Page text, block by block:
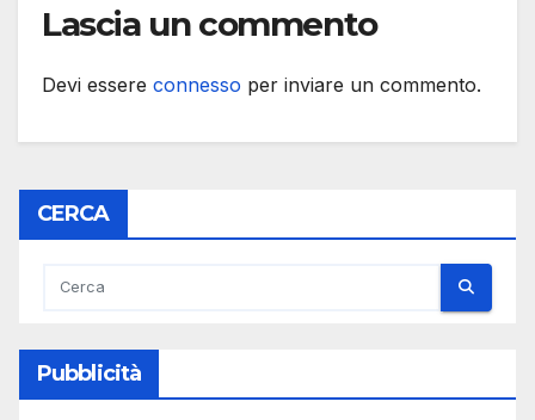
Lascia un commento
Devi essere connesso per inviare un commento.
CERCA
Pubblicità